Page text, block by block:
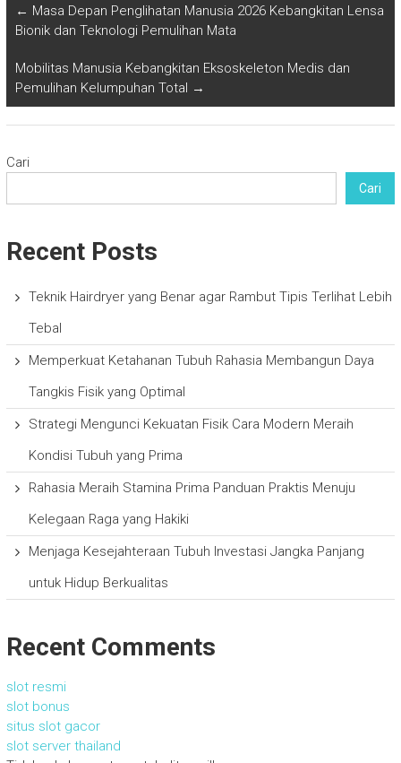
← Masa Depan Penglihatan Manusia 2026 Kebangkitan Lensa
Bionik dan Teknologi Pemulihan Mata
Mobilitas Manusia Kebangkitan Eksoskeleton Medis dan
Pemulihan Kelumpuhan Total →
Cari
Cari
Recent Posts
Teknik Hairdryer yang Benar agar Rambut Tipis Terlihat Lebih
Tebal
Memperkuat Ketahanan Tubuh Rahasia Membangun Daya
Tangkis Fisik yang Optimal
Strategi Mengunci Kekuatan Fisik Cara Modern Meraih
Kondisi Tubuh yang Prima
Rahasia Meraih Stamina Prima Panduan Praktis Menuju
Kelegaan Raga yang Hakiki
Menjaga Kesejahteraan Tubuh Investasi Jangka Panjang
untuk Hidup Berkualitas
Recent Comments
slot resmi
slot bonus
situs slot gacor
slot server thailand